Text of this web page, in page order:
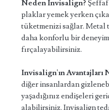
Neden Invisalign?
plaklar yemek yerken
tüketmenizi sağlar. Metal
daha konforlu bir
fırçalayabilirsiniz.
Invisalign'ın Avantajları
diğer insanlardan
yaşadığınız endişeleri
alabilirsiniz. Invisalign